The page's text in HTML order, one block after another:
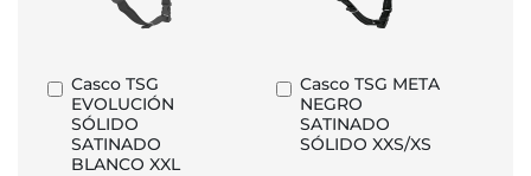
Casco TSG
EVOLUCIÓN
SÓLIDO
SATINADO
BLANCO XXL
Añadir
al
carrito
Casco TSG META
NEGRO
SATINADO
SÓLIDO XXS/XS
Añadir
al
carrito